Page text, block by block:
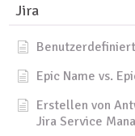
Jira
Epic Name vs.
Erstellen von
Jira Service